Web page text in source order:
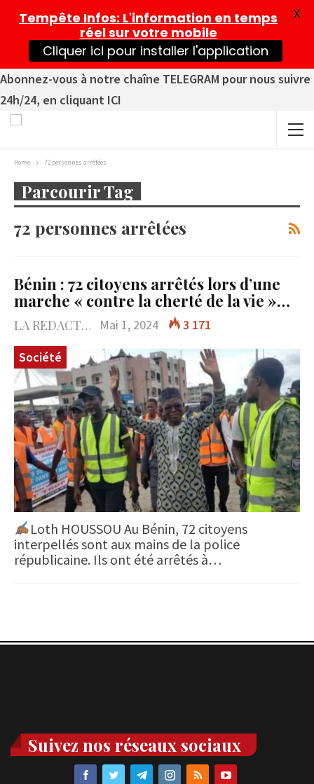
Abonnez-vous à notre chaîne TELEGRAM pour nous suivre
24h/24, en cliquant ICI
Home 72 personnes arrêtées
Parcourir Tag
72 personnes arrêtées
Bénin : 72 citoyens arrêtés lors d’une
marche « contre la cherté de la vie »…
LA REDACTION Mai 1, 2024
3 171
Société
Loth HOUSSOU Au Bénin, 72 citoyens
interpellés sont aux mains de la police
républicaine. Ils ont été arrêtés à…
Suivez nos réseaux sociaux
Tempête Infos: L'information en temps
réel sur votre mobile
Cliquer ici pour installer l'application
X